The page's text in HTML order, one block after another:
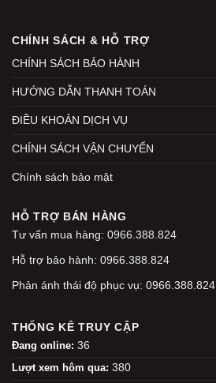
CHÍNH SÁCH & HỖ TRỢ
CHÍNH SÁCH BẢO HÀNH
HƯỚNG DẪN THANH TOÁN
ĐIỀU KHOẢN DỊCH VỤ
CHÍNH SÁCH VẬN CHUYỂN
Chính sách bảo mật
HỖ TRỢ BÁN HÀNG
Tư vấn mua hàng: 0966.388.824
Hỗ trợ bảo hành: 0966.388.824
Phản ánh thái độ phục vụ: 0966.388.824
THỐNG KÊ TRUY CẬP
Đang online: 36
Lượt xem hôm qua: 380